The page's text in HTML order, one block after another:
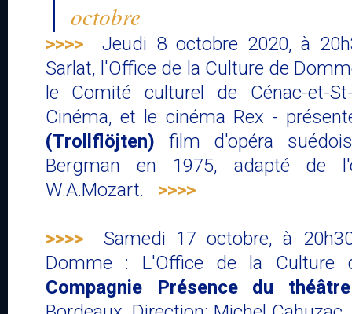
octobre
>>>>
Jeudi 8 octobre 2020, à
Sarlat, l'Office de la Culture de
le Comité culturel de Cénac-et-
Cinéma, et le cinéma Rex -
(Trollflöjten) film d'opéra
Bergman en 1975, adapté de
W.A.Mozart. >>>>
>>>>
Samedi 17 octobre, à
Domme : L'Office de la Culture
Compagnie Présence du